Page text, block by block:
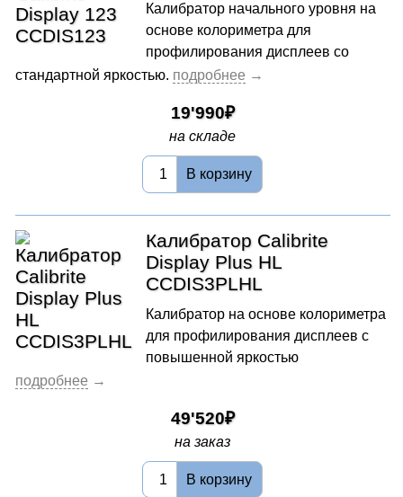
Калибратор начального уровня на
основе колориметра для
профилирования дисплеев со
стандартной яркостью.
19'990
на складе
В корзину
Калибратор Calibrite
Display Plus HL
CCDIS3PLHL
Калибратор на основе колориметра
для профилирования дисплеев с
повышенной яркостью
49'520
на заказ
В корзину